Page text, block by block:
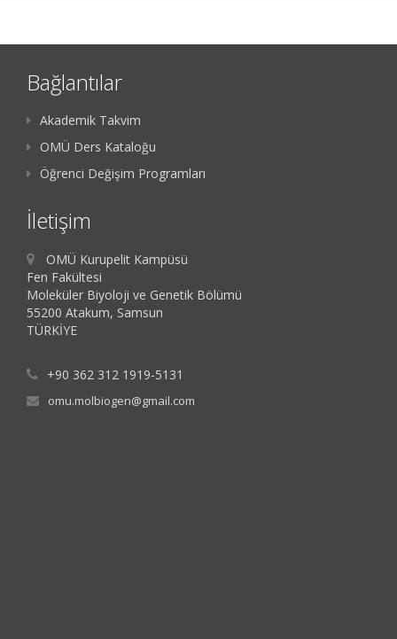
Bağlantılar
Akademik Takvim
OMÜ Ders Kataloğu
Öğrenci Değişim Programları
İletişim
OMÜ Kurupelit Kampüsü
Fen Fakültesi
Moleküler Biyoloji ve Genetik Bölümü
55200 Atakum, Samsun
TÜRKİYE
+90 362 312 1919-5131
omu.molbiogen@gmail.com